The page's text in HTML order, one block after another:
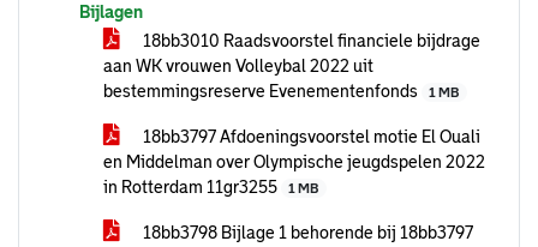
Bijlagen
18bb3010 Raadsvoorstel financiele bijdrage
aan WK vrouwen Volleybal 2022 uit
bestemmingsreserve Evenementenfonds
1 MB
18bb3797 Afdoeningsvoorstel motie El Ouali
en Middelman over Olympische jeugdspelen 2022
in Rotterdam 11gr3255
1 MB
18bb3798 Bijlage 1 behorende bij 18bb3797